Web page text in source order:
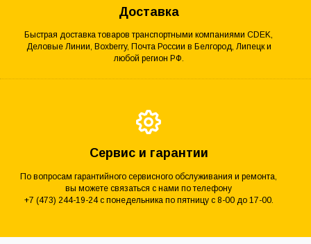
Доставка
Быстрая доставка товаров транспортными компаниями CDEK,
Деловые Линии, Boxberry, Почта России в Белгород, Липецк и
любой регион РФ.
Сервис и гарантии
По вопросам гарантийного сервисного обслуживания и ремонта,
вы можете связаться с нами по телефону
+7 (473) 244-19-24 с понедельника по пятницу с 8-00 до 17-00.